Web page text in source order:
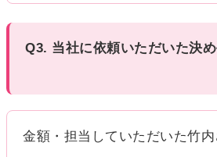
Q3. 当社に依頼いただいた決
金額・担当していただいた竹